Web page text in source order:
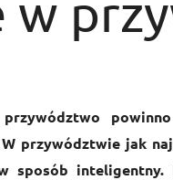
przywództwie jak
sposób